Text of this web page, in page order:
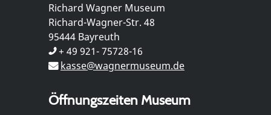
Richard Wagner Museum
Richard-Wagner-Str. 48
95444 Bayreuth
+ 49 921- 75728-16
kasse@wagnermuseum.de
Öffnungszeiten Museum